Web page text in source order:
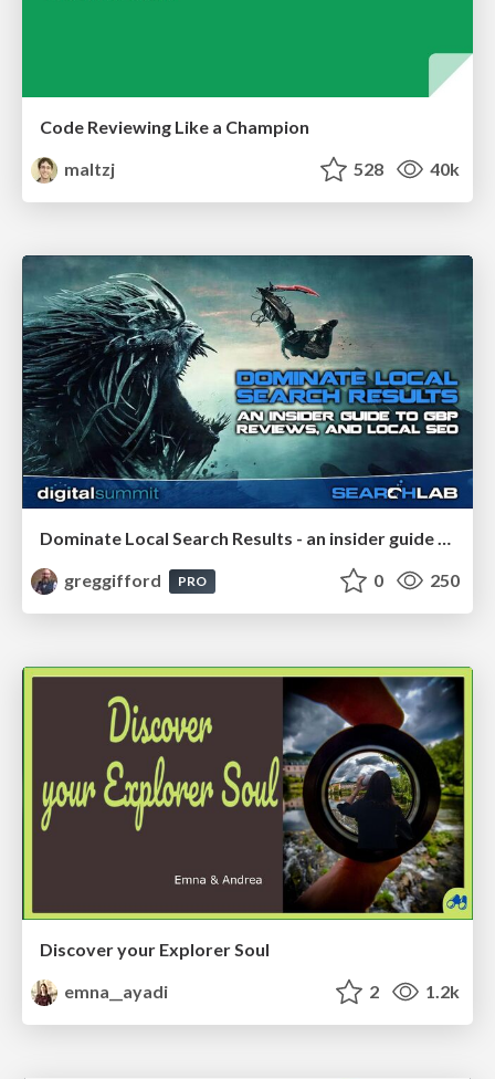
Code Reviewing Like a Champion
maltzj
528 40k
Dominate Local Search Results - an insider guide to GBP, reviews, and Local SEO
greggifford
PRO 0 250
Discover your Explorer Soul
emna__ayadi
2 1.2k